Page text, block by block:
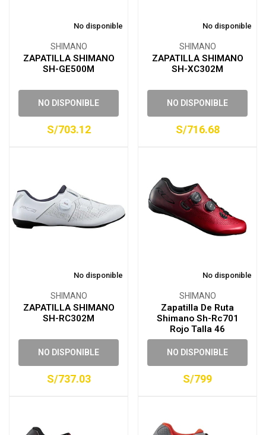
No disponible
SHIMANO
ZAPATILLA SHIMANO
SH-GE500M
NO DISPONIBLE
S/703.12
No disponible
SHIMANO
ZAPATILLA SHIMANO
SH-XC302M
NO DISPONIBLE
S/716.68
No disponible
SHIMANO
ZAPATILLA SHIMANO
SH-RC302M
NO DISPONIBLE
S/737.03
No disponible
SHIMANO
Zapatilla De Ruta
Shimano Sh-Rc701
Rojo Talla 46
NO DISPONIBLE
S/799